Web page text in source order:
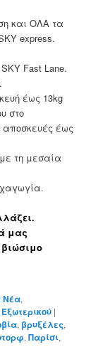
και ΟΛΑ τα
express.
Fast Lane.
έως 13kg
στο
έως
τη μεσαία
μας
Νέα,
|
, βρυξέλες,
,Παρίσι,